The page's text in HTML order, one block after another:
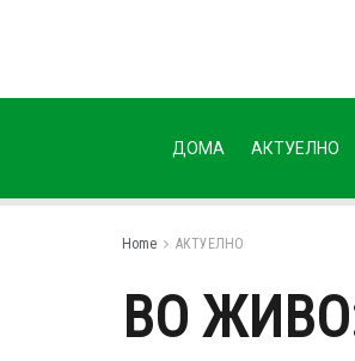
ДОМА АКТУЕЛНО
Home АКТУЕЛНО
ВО ЖИВО: